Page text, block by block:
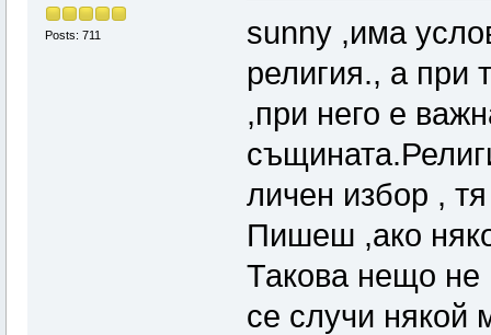
Posts: 711
sunny ,има
религия., а при
,при него е
личен избор ,
Пишеш ,ако
Такова нещо не
се случи